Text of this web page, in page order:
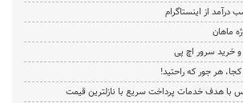
درآمد از اینستاگرام
ماهان
هر جور که راحتید!
با هدف خدمات پرداخت سریع با نازلترین قیمت